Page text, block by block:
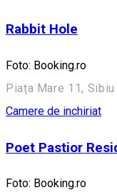
Rabbit Hole
Foto: Booking.ro
Piața Mare 11,
Camere de inchiriat
Poet Pastior
Foto: Booking.ro